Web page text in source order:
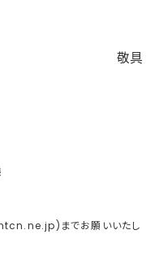
敬具
までお願いいたし